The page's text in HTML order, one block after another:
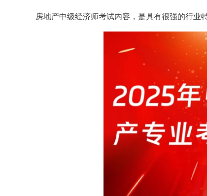
房地产中级经济师考试内容，是具有很强的行业